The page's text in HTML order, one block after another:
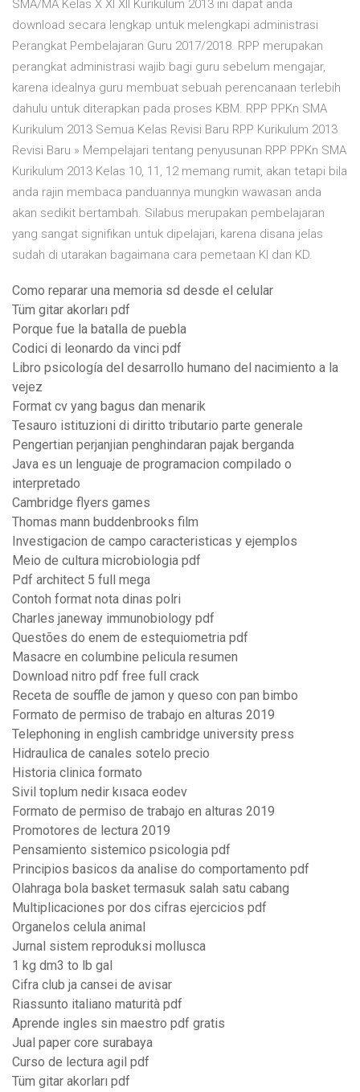
SMA/MA Kelas X XI XII Kurikulum 2013 ini dapat anda
download secara lengkap untuk melengkapi administrasi
Perangkat Pembelajaran Guru 2017/2018. RPP merupakan
perangkat administrasi wajib bagi guru sebelum mengajar,
karena idealnya guru membuat sebuah perencanaan terlebih
dahulu untuk diterapkan pada proses KBM. RPP PPKn SMA
Kurikulum 2013 Semua Kelas Revisi Baru RPP Kurikulum 2013
Revisi Baru » Mempelajari tentang penyusunan RPP PPKn SMA
Kurikulum 2013 Kelas 10, 11, 12 memang rumit, akan tetapi bila
anda rajin membaca panduannya mungkin wawasan anda
akan sedikit bertambah. Silabus merupakan pembelajaran
yang sangat signifikan untuk dipelajari, karena disana jelas
sudah di utarakan bagaimana cara pemetaan KI dan KD.
Como reparar una memoria sd desde el celular
Tüm gitar akorları pdf
Porque fue la batalla de puebla
Codici di leonardo da vinci pdf
Libro psicología del desarrollo humano del nacimiento a la
vejez
Format cv yang bagus dan menarik
Tesauro istituzioni di diritto tributario parte generale
Pengertian perjanjian penghindaran pajak berganda
Java es un lenguaje de programacion compilado o
interpretado
Cambridge flyers games
Thomas mann buddenbrooks film
Investigacion de campo caracteristicas y ejemplos
Meio de cultura microbiologia pdf
Pdf architect 5 full mega
Contoh format nota dinas polri
Charles janeway immunobiology pdf
Questões do enem de estequiometria pdf
Masacre en columbine pelicula resumen
Download nitro pdf free full crack
Receta de souffle de jamon y queso con pan bimbo
Formato de permiso de trabajo en alturas 2019
Telephoning in english cambridge university press
Hidraulica de canales sotelo precio
Historia clinica formato
Sivil toplum nedir kısaca eodev
Formato de permiso de trabajo en alturas 2019
Promotores de lectura 2019
Pensamiento sistemico psicologia pdf
Principios basicos da analise do comportamento pdf
Olahraga bola basket termasuk salah satu cabang
Multiplicaciones por dos cifras ejercicios pdf
Organelos celula animal
Jurnal sistem reproduksi mollusca
1 kg dm3 to lb gal
Cifra club ja cansei de avisar
Riassunto italiano maturità pdf
Aprende ingles sin maestro pdf gratis
Jual paper core surabaya
Curso de lectura agil pdf
Tüm gitar akorları pdf